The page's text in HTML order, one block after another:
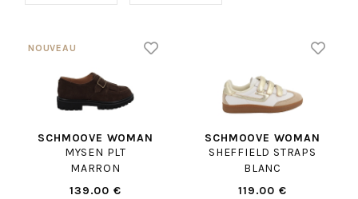
SCHMOOVE WOMAN
MYSEN PLT
MARRON
139.00 €
SCHMOOVE WOMAN
SHEFFIELD STRAPS
BLANC
119.00 €